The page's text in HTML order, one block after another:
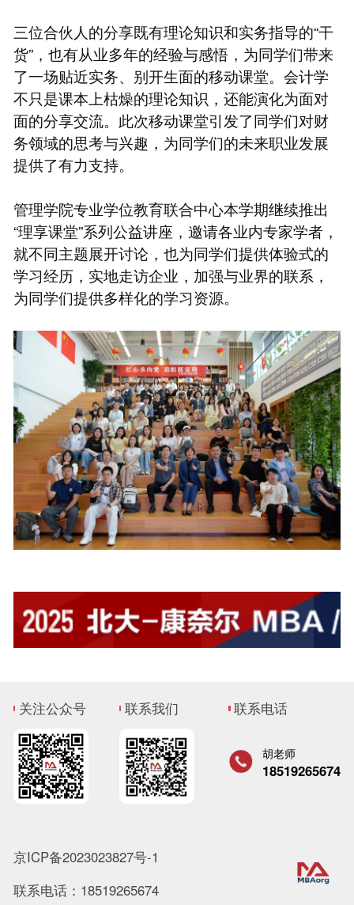
三位合伙人的分享既有理论知识和实务指导的“干
货”，也有从业多年的经验与感悟，为同学们带来
了一场贴近实务、别开生面的移动课堂。会计学
不只是课本上枯燥的理论知识，还能演化为面对
面的分享交流。此次移动课堂引发了同学们对财
务领域的思考与兴趣，为同学们的未来职业发展
提供了有力支持。
管理学院专业学位教育联合中心本学期继续推出
“理享课堂”系列公益讲座，邀请各业内专家学者，
就不同主题展开讨论，也为同学们提供体验式的
学习经历，实地走访企业，加强与业界的联系，
为同学们提供多样化的学习资源。
关注公众号 联系我们 联系电话
胡老师
18519265674
京ICP备2023023827号-1
联系电话：18519265674